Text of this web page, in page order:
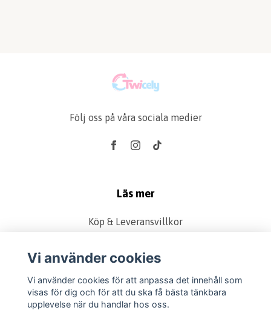
Följ oss på våra sociala medier
Läs mer
Köp & Leveransvillkor
Produkter
Retur & Reklamation
Vanliga frågor
Vi använder cookies
Vi använder cookies för att anpassa det innehåll som
visas för dig och för att du ska få bästa tänkbara
upplevelse när du handlar hos oss.